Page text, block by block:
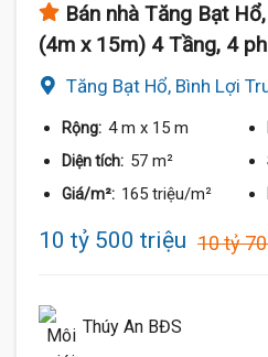
Bán nhà Tăng Bạt
(4m x 15m) 4 Tầng, 4
Tăng Bạt Hổ, Bình Lợi
Rộng: 4 m x 15 m
Diện tích: 57 m²
Giá/m²: 165 triệu/m²
10 tỷ 500 triệu 10 tỷ
Thúy An BĐS